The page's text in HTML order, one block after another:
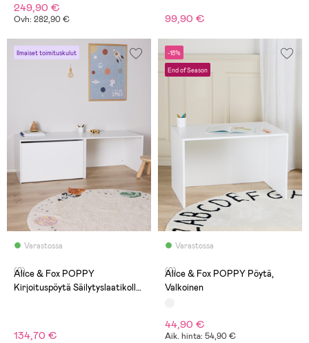
249,90 €
Ovh: 282,90 € 99,90 €
Ilmaiset toimituskulut
Varastossa
(0)
Alice & Fox POPPY
Kirjoituspöytä Säilytyslaatikolla,
134,70 €
-18%
End of Season
Varastossa
(0)
Alice & Fox POPPY Pöytä,
Valkoinen
44,90 €
Aik. hinta: 54,90 €